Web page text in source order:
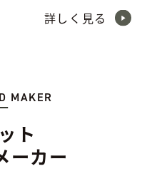
詳しく見る
ト
ーカー
MAKER